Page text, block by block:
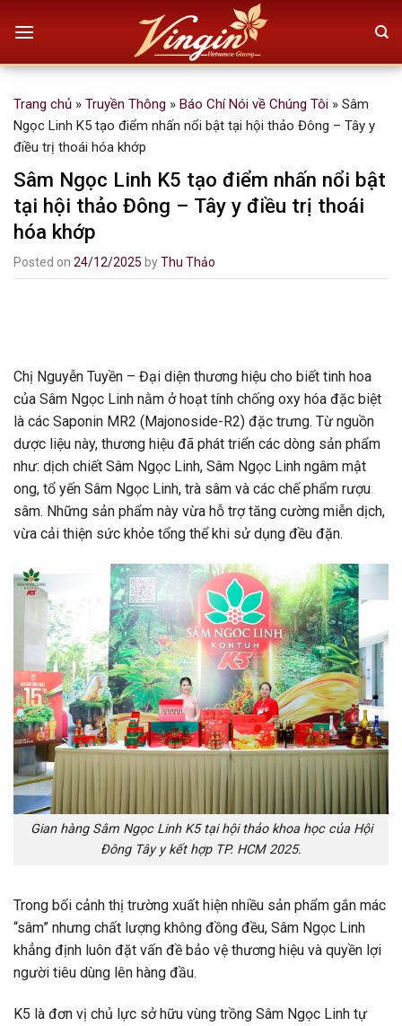
Trang chủ » Truyền Thông » Báo Chí Nói về Chúng Tôi » Sâm
Ngọc Linh K5 tạo điểm nhấn nổi bật tại hội thảo Đông – Tây y
điều trị thoái hóa khớp
Sâm Ngọc Linh K5 tạo điểm nhấn nổi bật
tại hội thảo Đông – Tây y điều trị thoái
hóa khớp
Posted on 24/12/2025 byThu Thảo
Chị Nguyễn Tuyền – Đại diện thương hiệu cho biết tinh hoa
của Sâm Ngọc Linh nằm ở hoạt tính chống oxy hóa đặc biệt
là các Saponin MR2 (Majonoside-R2) đặc trưng. Từ nguồn
dược liệu này, thương hiệu đã phát triển các dòng sản phẩm
như: dịch chiết Sâm Ngọc Linh, Sâm Ngọc Linh ngâm mật
ong, tổ yến Sâm Ngọc Linh, trà sâm và các chế phẩm rượu
sâm. Những sản phẩm này vừa hỗ trợ tăng cường miễn dịch,
vừa cải thiện sức khỏe tổng thể khi sử dụng đều đặn.
Gian hàng Sâm Ngọc Linh K5 tại hội thảo khoa học của Hội
Đông Tây y kết hợp TP. HCM 2025.
Trong bối cảnh thị trường xuất hiện nhiều sản phẩm gắn mác
“sâm” nhưng chất lượng không đồng đều, Sâm Ngọc Linh
khẳng định luôn đặt vấn đề bảo vệ thương hiệu và quyền lợi
người tiêu dùng lên hàng đầu.
K5 là đơn vị chủ lực sở hữu vùng trồng Sâm Ngọc Linh tự